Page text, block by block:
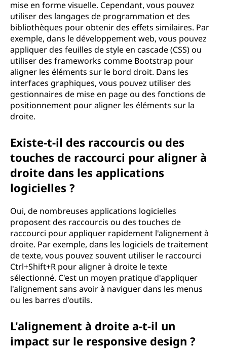
mise en forme visuelle. Cependant, vous pouvez
utiliser des langages de programmation et des
bibliothèques pour obtenir des effets similaires. Par
exemple, dans le développement web, vous pouvez
appliquer des feuilles de style en cascade (CSS) ou
utiliser des frameworks comme Bootstrap pour
aligner les éléments sur le bord droit. Dans les
interfaces graphiques, vous pouvez utiliser des
gestionnaires de mise en page ou des fonctions de
positionnement pour aligner les éléments sur la
droite.
Existe-t-il des raccourcis ou des
touches de raccourci pour aligner à
droite dans les applications
logicielles ?
Oui, de nombreuses applications logicielles
proposent des raccourcis ou des touches de
raccourci pour appliquer rapidement l'alignement à
droite. Par exemple, dans les logiciels de traitement
de texte, vous pouvez souvent utiliser le raccourci
Ctrl+Shift+R pour aligner à droite le texte
sélectionné. C'est un moyen pratique d'appliquer
l'alignement sans avoir à naviguer dans les menus
ou les barres d'outils.
L'alignement à droite a-t-il un
impact sur le responsive design ?